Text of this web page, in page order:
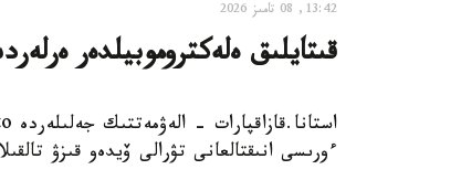
13:42, 08 تامىز 2026
قىتايلىق ەلەكتروموبيلدەر
ءورىسى انىقتالعانى تۋرالى ۆيدەو قىزۋ